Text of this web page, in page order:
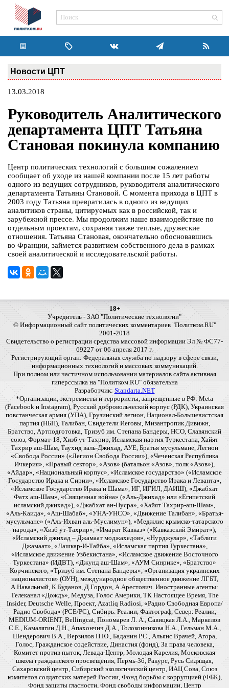
Новости ЦПТ
13.03.2018
Руководитель Аналитического
департамента ЦПТ Татьяна
Становая покинула компанию
Центр политических технологий с большим сожалением
сообщает об уходе из нашей компании после 15 лет работы
одного из ведущих сотрудников, руководителя аналитического
департамента Татьяны Становой. С момента прихода в ЦПТ в
2003 году Татьяна превратилась в одного из ведущих
аналитиков страны, цитируемых как в российской, так и
зарубежной прессе. Мы продолжим наше взаимодействие по
отдельным проектам, сохраняя также теплые, дружеские
отношения. Татьяна Становая, окончательно обосновавшись
во Франции, займется развитием собственного дела в рамках
своей аналитической и исследовательской работы.
18+
Учредитель - ЗАО "Политические технологии"
© Информационный сайт политических комментариев "Политком.RU"
2001-2018
Свидетельство о регистрации средства массовой информации Эл № ФС77-
69227 от 06 апреля 2017 г.
Регистрирующий орган: Федеральная служба по надзору в сфере связи,
информационных технологий и массовых коммуникаций.
При полном или частичном использовании материалов сайта активная
гиперссылка на "Политком.RU" обязательна
Разработчик: Standarta.NET
*Организации, экстремисты и террористы, запрещенные в РФ: Meta
(Facebook и Instagram), Русский добровольческий корпус (РДК), Украинская
повстанческая армия (УПА), Грузинский легион, Национал-Большевистская
партия (НБП), Талибан, Свидетели Иеговы, Мизантропик Дивижн,
Братство, Артподготовка, Тризуб им. Степана Бандеры, НСО, Славянский
союз, Формат-18, Хизб ут-Тахрир, Исламская партия Туркестана, Хайят
Тахрир аш-Шам, Таухид валь-Джихад, АУЕ, Братья мусульмане, Легион
«Свобода России» («Легион Свобода России»), «Чеченская Республика
Ичкерия», «Правый сектор», «Азов» (батальон «Азов», полк «Азов»),
«Айдар», «Национальный корпус», «Исламское государство» («Исламское
Государство Ирака и Сирии», «Исламское Государство Ирака и Леванта»,
«Исламское Государство Ирака и Шама», ИГ, ИГИЛ, ДАИШ), «Джабхат
Фатх аш-Шам», «Священная война» («Аль-Джихад» или «Египетский
исламский джихад»), «Джабхат ан-Нусра», «Хайят Тахрир-аш-Шам»,
«Аль-Каида», «Аш-Шабаб», «УНА-УНСО», «Движение Талибан», «Братья-
мусульмане» («Аль-Ихван аль-Муслимун»), «Меджлис крымско-татарского
народа», «Хизб ут-Тахрир», «Имарат Кавказ» («Кавказский Эмират»),
«Исламский джихад – Джамаат моджахедов», «Нурджулар», «Таблиги
Джамаат», «Лашкар-И-Тайба», «Исламская партия Туркестана»,
«Исламское движение Узбекистана», «Исламское движение Восточного
Туркестана» (ИДВТ), «Джунд аш-Шам», «АУМ Синрике», «Братство»
Корчинского, «Тризуб им. Степана Бандеры», «Организация украинских
националистов» (ОУН), международное общественное движение ЛГБТ,
А.Навальный, К.Буданов, Д.Гордон, А.Арестович. Иностранные агенты:
Телеканал «Дождь», Медуза, Голос Америки, ТК Настоящее Время, The
Insider, Deutsche Welle, Проект, Azatliq Radiosi, «Радио Свободная Европа/
Радио Свобода» (PCE/PC), Сибирь. Реалии, Фактограф, Север. Реалии,
MEDIUM-ORIENT, Bellingcat, Пономарев Л. А., Савицкая Л.А., Маркелов
С.Е., Камалягин Д.Н., Апахончич Д.А., Толоконникова Н.А., Гельман М.А.,
Шендерович В.А., Верзилов П.Ю., Баданин Р.С., Альянс Врачей, Агора,
Голос, Гражданское содействие, Династия (фонд), За права человека,
Комитет против пыток, Левада-Центр, Молодая Карелия, Московская
школа гражданского просвещения, Пермь-36, Ракурс, Русь Сидящая,
Сахаровский центр, Сибирский экологический центр, ИАЦ Сова, Союз
комитетов солдатских матерей России, Фонд борьбы с коррупцией (ФБК),
Фонд защиты гласности, Фонд свободы информации, Центр